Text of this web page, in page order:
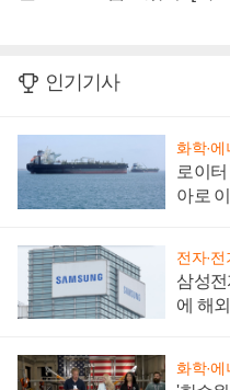
인기기사
화학·에
로이
아로
전자·전
삼성
에 해
화학·에